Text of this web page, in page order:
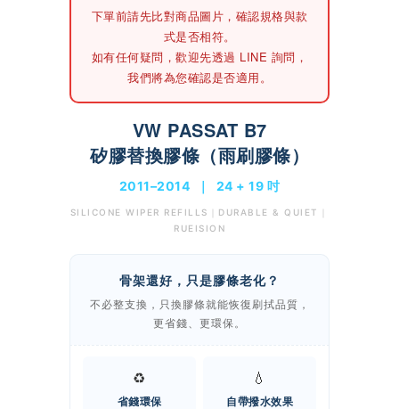
下單前請先比對商品圖片 ，確認規格與款
式是否相符。
如有任何疑問，歡迎先透過 LINE 詢問，
我們將為您確認是否適用。
VW PASSAT B7
矽膠替換膠條（雨刷膠條）
2011–2014 ｜ 24 + 19 吋
SILICONE WIPER REFILLS｜DURABLE & QUIET｜
RUEISION
骨架還好，只是膠條老化？
不必整支換，只換膠條就能恢復刷拭品質，
更省錢、更環保。
♻️
省錢環保
💧
自帶撥水效果